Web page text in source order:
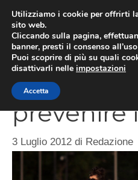
contenuto
prevenire
3 Luglio 2012 di Redazione
Utilizziamo i cookie per offrirti
sito web.
Cliccando sulla pagina,
banner, presti il consenso
Puoi scoprire di più su quali
disattivarli nelle impostazioni
Accetta